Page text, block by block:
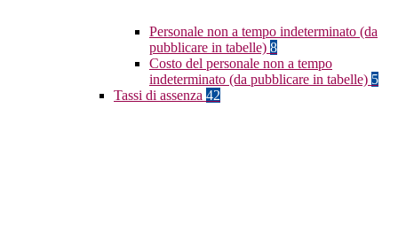
Personale non a tempo indeterminato (da
pubblicare in tabelle) 8
Costo del personale non a tempo
indeterminato (da pubblicare in tabelle) 5
Tassi di assenza 42